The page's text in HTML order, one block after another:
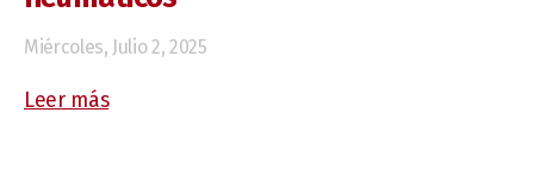
Miércoles, Julio 2, 2025
Leer más